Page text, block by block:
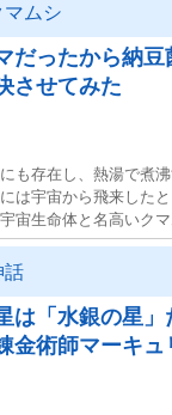
マムシ
だったから納
させてみた
も存在し、熱湯で煮
は宇宙から飛来した
宙生命体と名高いク
話
は「水銀の星
金術師マーキュ